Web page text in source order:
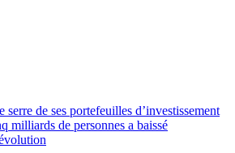
de ses portefeuilles d’investissement
milliards de personnes a baissé